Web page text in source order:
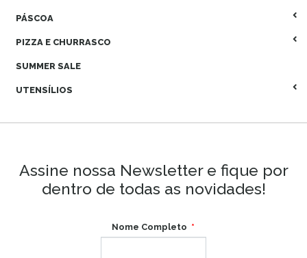
PÁSCOA
PIZZA E CHURRASCO
SUMMER SALE
UTENSÍLIOS
Assine nossa Newsletter e fique por
dentro de todas as novidades!
Nome Completo